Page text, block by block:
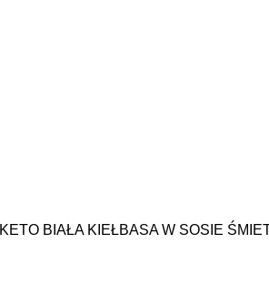
KETO BIAŁA KIEŁBASA W SOSIE